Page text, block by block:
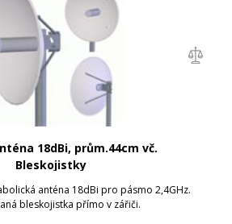
18dBi, prům.44cm vč.
Bleskojistky
anténa 18dBi pro pásmo 2,4GHz.
bleskojistka přímo v zářiči.